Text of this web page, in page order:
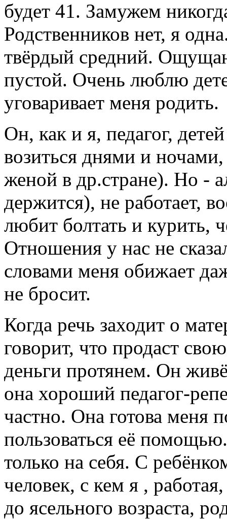
будет 41. Замужем
Родственников нет, я
твёрдый средний.
пустой. Очень люблю
уговаривает меня родить.
Он, как и я, педагог,
возиться днями и
женой в др.стране). Но -
держится), не работает,
любит болтать и курить,
Отношения у нас не
словами меня обижает
не бросит.
Когда речь заходит о
говорит, что продаст
деньги протянем. Он
она хороший педагог-
частно. Она готова меня
пользоваться её
только на себя. С
человек, с кем я ,
до ясельного возраста,